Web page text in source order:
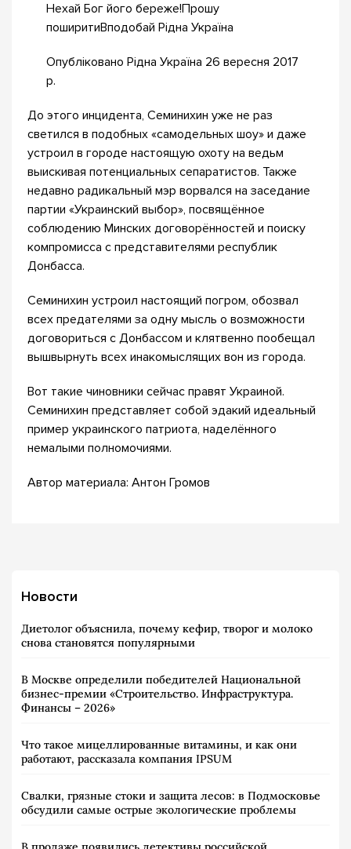
Нехай Бог його береже!Прошу
поширитиВподобай Рідна Україна
Опубліковано Рідна Україна 26 вересня 2017
р.
До этого инцидента, Семинихин уже не раз
светился в подобных «самодельных шоу» и даже
устроил в городе настоящую охоту на ведьм
выискивая потенциальных сепаратистов. Также
недавно радикальный мэр ворвался на заседание
партии «Украинский выбор», посвящённое
соблюдению Минских договорённостей и поиску
компромисса с представителями республик
Донбасса.
Семинихин устроил настоящий погром, обозвал
всех предателями за одну мысль о возможности
договориться с Донбассом и клятвенно пообещал
вышвырнуть всех инакомыслящих вон из города.
Вот такие чиновники сейчас правят Украиной.
Семинихин представляет собой эдакий идеальный
пример украинского патриота, наделённого
немалыми полномочиями.
Автор материала: Антон Громов
Новости
Диетолог объяснила, почему кефир, творог и молоко
снова становятся популярными
В Москве определили победителей Национальной
бизнес-премии «Строительство. Инфраструктура.
Финансы – 2026»
Что такое мицеллированные витамины, и как они
работают, рассказала компания IPSUM
Свалки, грязные стоки и защита лесов: в Подмосковье
обсудили самые острые экологические проблемы